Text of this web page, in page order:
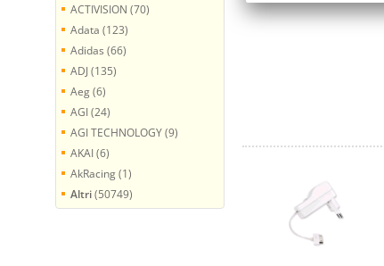
ACTIVISION (70)
Adata (123)
Adidas (66)
ADJ (135)
Aeg (6)
AGI (24)
AGI TECHNOLOGY (9)
AKAI (6)
AkRacing (1)
Altri(50749)